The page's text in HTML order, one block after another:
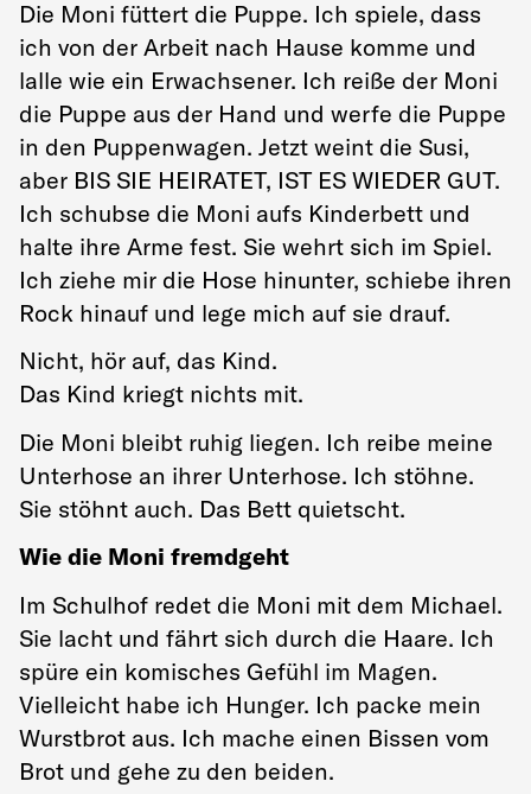
Die Moni füttert die Puppe. Ich spiele, dass
ich von der Arbeit nach Hause komme und
lalle wie ein Erwachsener. Ich reiße der Moni
die Puppe aus der Hand und werfe die Puppe
in den Puppenwagen. Jetzt weint die Susi,
aber BIS SIE HEIRATET, IST ES WIEDER GUT.
Ich schubse die Moni aufs Kinderbett und
halte ihre Arme fest. Sie wehrt sich im Spiel.
Ich ziehe mir die Hose hinunter, schiebe ihren
Rock hinauf und lege mich auf sie drauf.
Nicht, hör auf, das Kind.
Das Kind kriegt nichts mit.
Die Moni bleibt ruhig liegen. Ich reibe meine
Unterhose an ihrer Unterhose. Ich stöhne.
Sie stöhnt auch. Das Bett quietscht.
Wie die Moni fremdgeht
Im Schulhof redet die Moni mit dem Michael.
Sie lacht und fährt sich durch die Haare. Ich
spüre ein komisches Gefühl im Magen.
Vielleicht habe ich Hunger. Ich packe mein
Wurstbrot aus. Ich mache einen Bissen vom
Brot und gehe zu den beiden.